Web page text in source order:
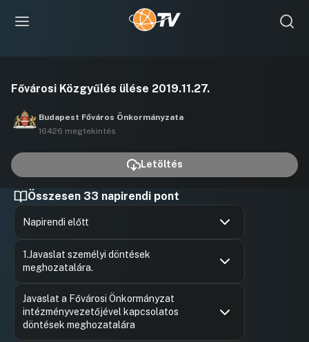
Fővárosi Közgyűlés ülése 2019.11.27.
Budapest Főváros Önkormányzata
16426 megtekintés
Letöltés
Összesen 33 napirendi pont
Napirendi előtt
1.Javaslat személyi döntések
meghozatalára.
Hozzászólások
Javaslat a Fővárosi Önkormányzat
intézményvezetőjével kapcsolatos
döntések meghozatalára